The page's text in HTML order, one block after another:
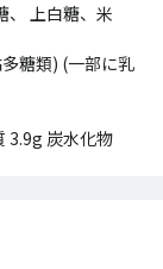
、 上白糖、米
糖類) (一部に乳
3.9g 炭水化物